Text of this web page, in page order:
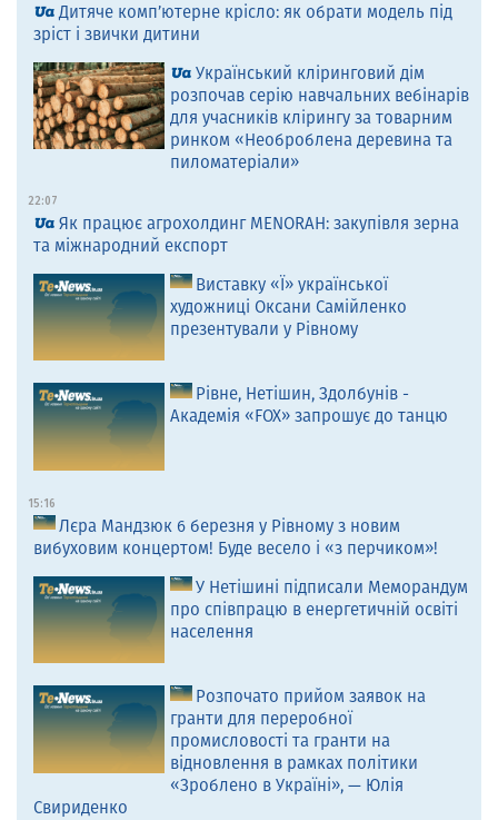
Дитяче комп’ютерне крісло: як обрати модель під
зріст і звички дитини
Український кліринговий дім
розпочав серію навчальних вебінарів
для учасників клірингу за товарним
ринком «Необроблена деревина та
пиломатеріали»
22:07
Як працює агрохолдинг MENORAH: закупівля зерна
та міжнародний експорт
Виставку «Ї» української
художниці Оксани Самійленко
презентували у Рівному
Рівне, Нетішин, Здолбунів -
Академія «FOX» запрошує до танцю
15:16
Лєра Мандзюк 6 березня у Рівному з новим
вибуховим концертом! Буде весело і «з перчиком»!
У Нетішині підписали Меморандум
про співпрацю в енергетичній освіті
населення
Розпочато прийом заявок на
гранти для переробної
промисловості та гранти на
відновлення в рамках політики
«Зроблено в Україні», — Юлія
Свириденко